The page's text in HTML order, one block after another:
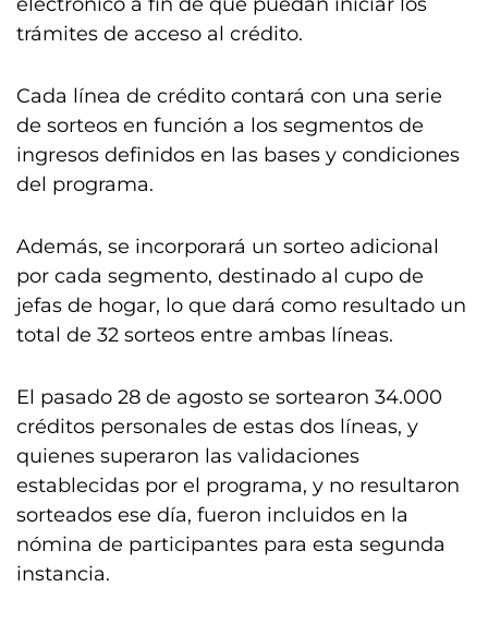
trámites de acceso al crédito.
Cada línea de crédito contará con una serie
de sorteos en función a los segmentos de
ingresos definidos en las bases y condiciones
del programa.
Además, se incorporará un sorteo adicional
por cada segmento, destinado al cupo de
jefas de hogar, lo que dará como resultado un
total de 32 sorteos entre ambas líneas.
El pasado 28 de agosto se sortearon 34.000
créditos personales de estas dos líneas, y
quienes superaron las validaciones
establecidas por el programa, y no resultaron
sorteados ese día, fueron incluidos en la
nómina de participantes para esta segunda
instancia.